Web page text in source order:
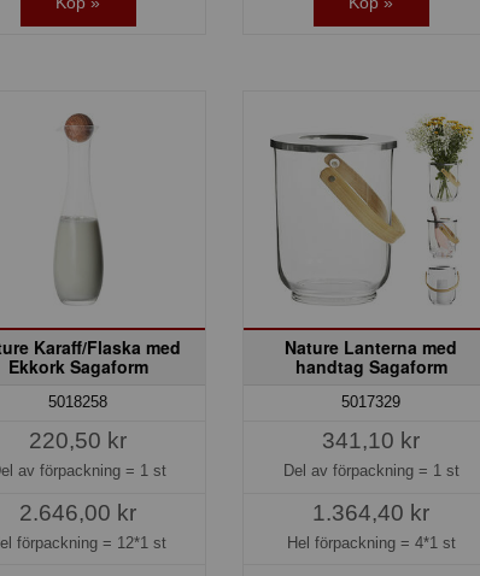
Karaff/Flaska med
Ekkork Sagaform
5018258
220,50 kr
av förpackning = 1 st
2.646,00 kr
förpackning = 12*1 st
Nature Lanterna med
handtag Sagaform
5017329
341,10 kr
Del av förpackning = 1 st
1.364,40 kr
Hel förpackning = 4*1 st